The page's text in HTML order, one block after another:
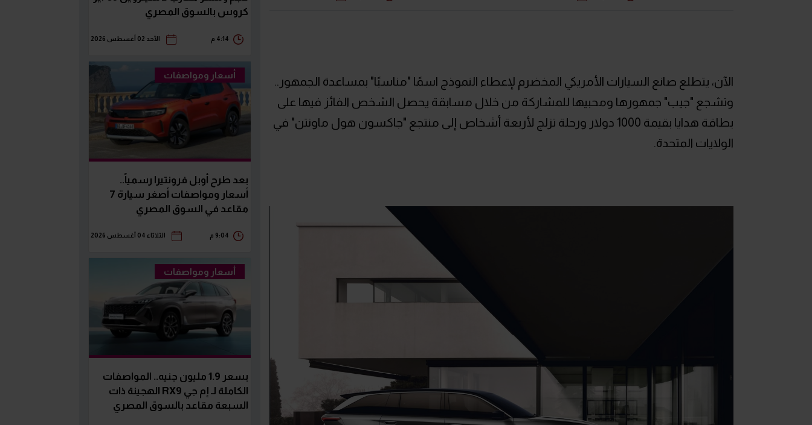
الآن، يتطلع صانع السيارات الأمريكي المخضرم لإعطاء النموذج اسمًا "مناسبًا" بمساعدة الجمهور..
وتشجع "جيب" جمهورها ومحبيها للمشاركة من خلال مسابقة يحصل الشخص الفائز فيها على
بطاقة هدايا بقيمة 1000 دولار ورحلة تزلج لأربعة أشخاص إلى منتجع "جاكسون هول ماونتن" في
الولايات المتحدة.
كروس بالسوق المصري
4:14 م الأحد 02 أغسطس 2026
أسعار ومواصفات
بعد طرح أوبل فرونتيرا رسمياً..
أسعار ومواصفات أصغر سيارة 7
مقاعد في السوق المصري
9:04 م الثلاثاء 04 أغسطس 2026
أسعار ومواصفات
بسعر 1.9 مليون جنيه.. المواصفات
الكاملة لـ إم جي RX9 الهجينة ذات
السبعة مقاعد بالسوق المصري